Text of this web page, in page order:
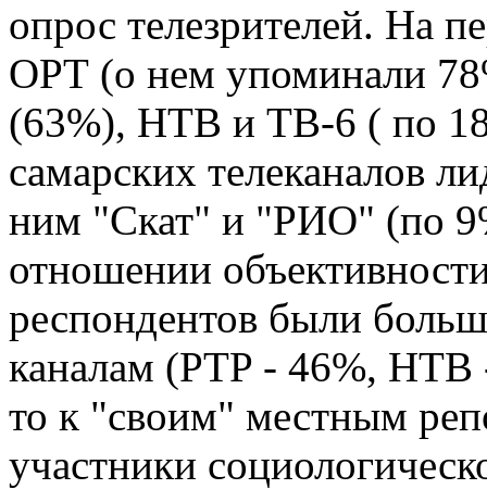
опрос телезрителей. На
ОРТ (о нем упоминали
(63%), НТВ и ТВ-6 ( по
самарских телеканалов
ним "Скат" и "РИО" (по
отношении
респондентов были
каналам (PTP - 46%,
то к "своим" местным
участники